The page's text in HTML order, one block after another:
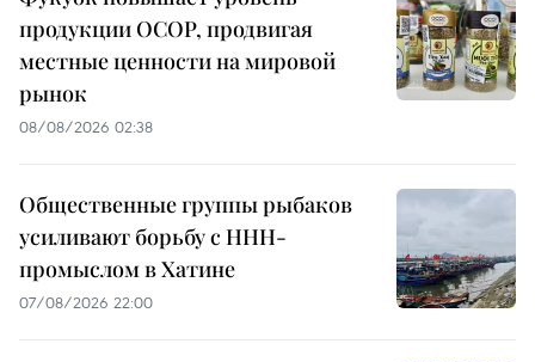
продукции OCOP, продвигая
местные ценности на мировой
рынок
08/08/2026 02:38
Общественные группы рыбаков
усиливают борьбу с ННН-
промыслом в Хатине
07/08/2026 22:00